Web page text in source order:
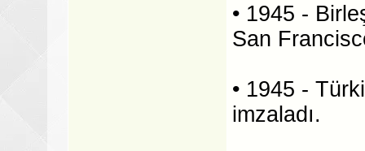
• 1945 -
San
• 1945 -
imzaladı.